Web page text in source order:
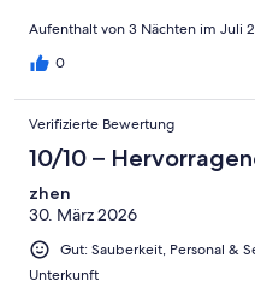
Aufenthalt von 3 Nächten im Juli
0
Verifizierte Bewertung
10/10 –
zhen
30. März 2026
Gut: Sauberkeit, Personal &
Unterkunft